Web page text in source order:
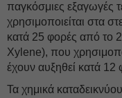
παγκόσμιες εξαγωγές
χρησιμοποιείται στα
κατά 25 φορές από το
Xylene), που
έχουν αυξηθεί κατά 12
Τα χημικά